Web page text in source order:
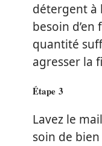
détergent à
besoin
quantité
agresser la
Étape 3
Lavez le
soin de